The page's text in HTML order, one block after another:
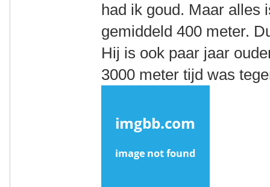
had ik goud. Maar alles
gemiddeld 400 meter.
Hij is ook paar jaar
3000 meter tijd was